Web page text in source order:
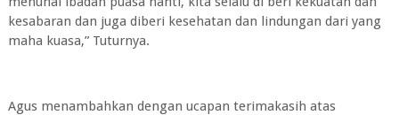
kesabaran dan juga diberi kesehatan dan lindungan dari yang
maha kuasa,” Tuturnya.
Agus menambahkan dengan ucapan terimakasih atas